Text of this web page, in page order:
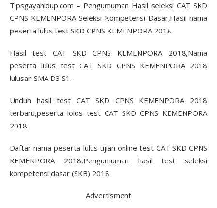
Tipsgayahidup.com – Pengumuman Hasil seleksi CAT SKD
CPNS KEMENPORA Seleksi Kompetensi Dasar,Hasil nama
peserta lulus test SKD CPNS KEMENPORA 2018.
Hasil test CAT SKD CPNS KEMENPORA 2018,Nama
peserta lulus test CAT SKD CPNS KEMENPORA 2018
lulusan SMA D3 S1.
Unduh hasil test CAT SKD CPNS KEMENPORA 2018
terbaru,peserta lolos test CAT SKD CPNS KEMENPORA
2018.
Daftar nama peserta lulus ujian online test CAT SKD CPNS
KEMENPORA 2018,Pengumuman hasil test seleksi
kompetensi dasar (SKB) 2018.
Advertisment